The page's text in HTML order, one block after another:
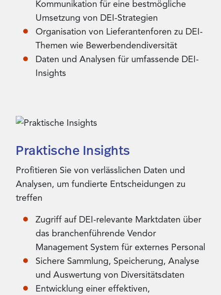
Kommunikation für eine bestmögliche
Umsetzung von DEI-Strategien
Organisation von Lieferantenforen zu DEI-
Themen wie Bewerbendendiversität
Daten und Analysen für umfassende DEI-
Insights
Praktische Insights
Profitieren Sie von verlässlichen Daten und
Analysen, um fundierte Entscheidungen zu
treffen
Zugriff auf DEI-relevante Marktdaten über
das branchenführende Vendor
Management System für externes Personal
Sichere Sammlung, Speicherung, Analyse
und Auswertung von Diversitätsdaten
Entwicklung einer effektiven,